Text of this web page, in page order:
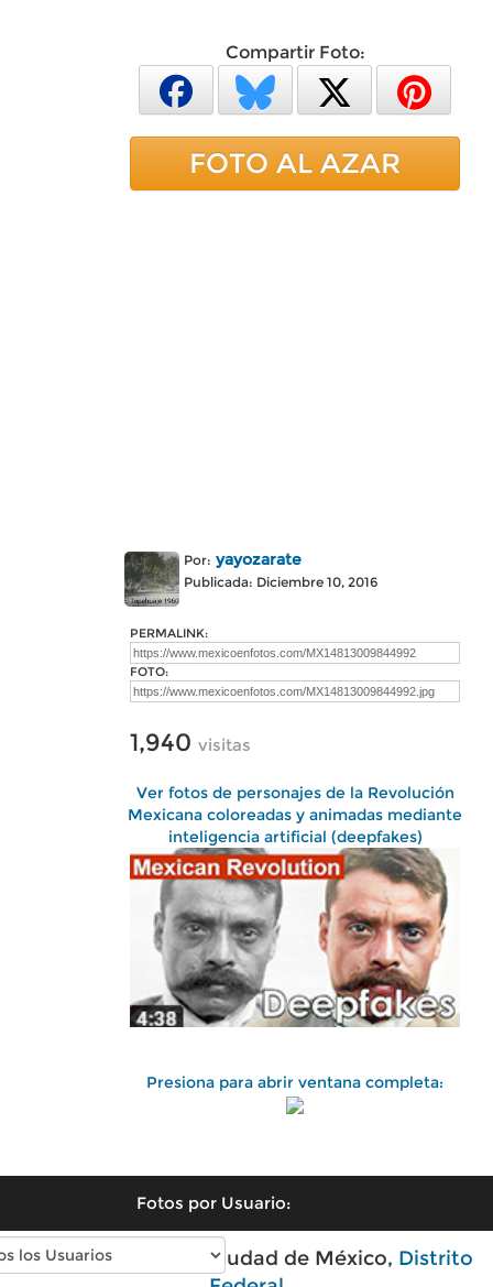
Compartir Foto:
FOTO AL AZAR
Por: yayozarate
Publicada: Diciembre 10, 2016
PERMALINK:
FOTO:
1,940 visitas
Ver fotos de personajes de la Revolución
Mexicana coloreadas y animadas mediante
inteligencia artificial (deepfakes)
Presiona para abrir ventana completa:
Fotos por Usuario:
Fotos antiguas de Ciudad de México, Distrito